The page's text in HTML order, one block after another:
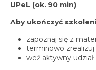
UPeL (ok. 90 min)
Aby ukończyć
zapoznaj się z
terminowo zrealizuj
weź aktywny